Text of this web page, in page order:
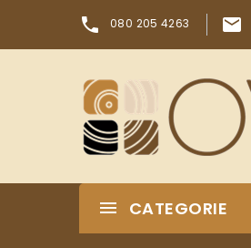
 080 205 4263 
CATEGORIE